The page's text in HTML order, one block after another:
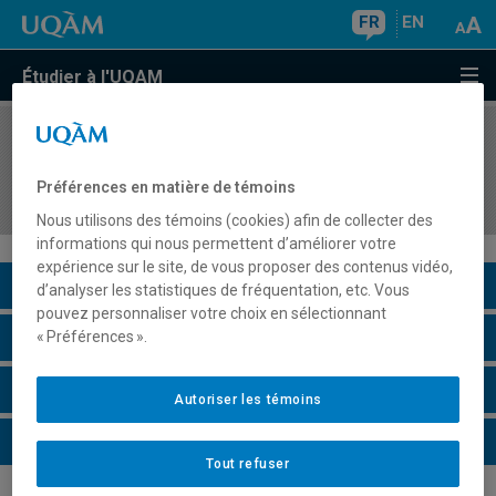
FR EN
Étudier à l'UQAM
COURS//
mouvement
Description du cours
Horaire - Été 2026
Horaire - Automne 2026
Horaire - Hiver 2027
Préférences en matière de témoins
Nous utilisons des témoins (cookies) afin de collecter des
informations qui nous permettent d’améliorer votre
expérience sur le site, de vous proposer des contenus vidéo,
d’analyser les statistiques de fréquentation, etc. Vous
pouvez personnaliser votre choix en sélectionnant
« Préférences ».
Tout refuser
Autoriser les témoins